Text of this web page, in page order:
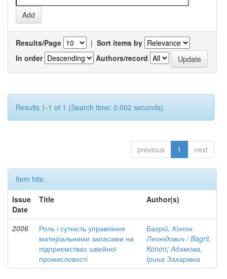
Results/Page | Sort items by
In order
Authors/record
Results 1-1 of 1 (Search time: 0.002 seconds).
previous 1 next
Item hits:
Issue
Date
Title Author(s)
2006
Роль і сутність управління
матеріальними запасами на
підприємствах швейної
промисловості
Багрій, Конон
Леонідович / Bagrii,
Konon;Адамова,
Ірина Захарівна